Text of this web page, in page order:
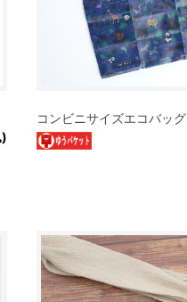
コンビニサイズエコバッグ